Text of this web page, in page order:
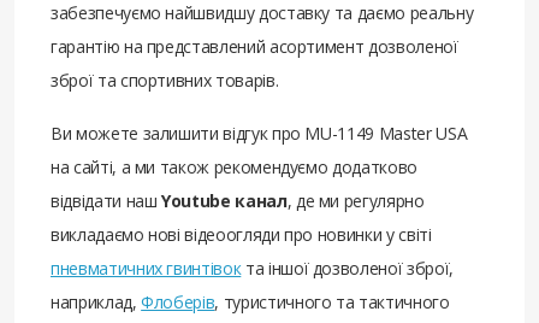
забезпечуємо найшвидшу доставку та даємо реальну
гарантію на представлений асортимент дозволеної
зброї та спортивних товарів.
Ви можете залишити відгук про MU-1149 Master USA
на сайті, а ми також рекомендуємо додатково
відвідати нашYoutube канал, де ми регулярно
викладаємо нові відеоогляди про новинки у світі
пневматичних гвинтівокта іншої дозволеної зброї,
наприклад,Флоберів, туристичного та тактичного